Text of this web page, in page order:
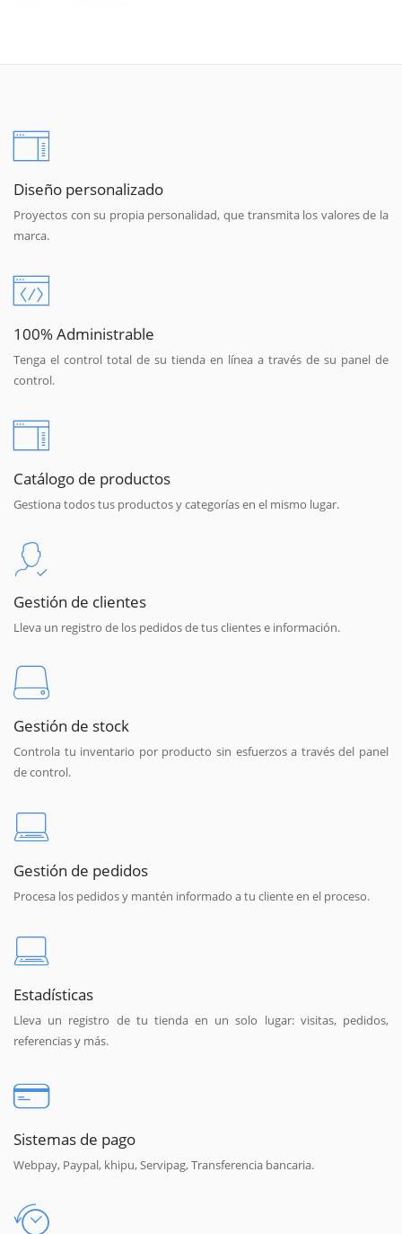
Diseño personalizado
Proyectos con su propia personalidad, que transmita los valores de la
marca.
100% Administrable
Tenga el control total de su tienda en línea a través de su panel de
control.
Catálogo de productos
Gestiona todos tus productos y categorías en el mismo lugar.
Gestión de clientes
Lleva un registro de los pedidos de tus clientes e información.
Gestión de stock
Controla tu inventario por producto sin esfuerzos a través del panel
de control.
Gestión de pedidos
Procesa los pedidos y mantén informado a tu cliente en el proceso.
Estadísticas
Lleva un registro de tu tienda en un solo lugar: visitas, pedidos,
referencias y más.
Sistemas de pago
Webpay, Paypal, khipu, Servipag, Transferencia bancaria.